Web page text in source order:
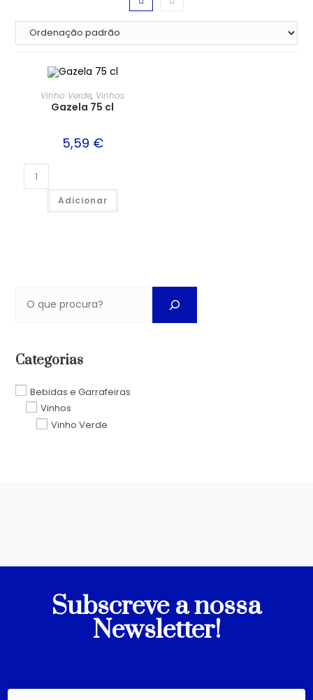
Vinho Verde, Vinhos
Gazela 75 cl
5,59 €
Adicionar
Categorias
Bebidas e Garrafeiras
Vinhos
Vinho Verde
Subscreve a nossa
Newsletter!